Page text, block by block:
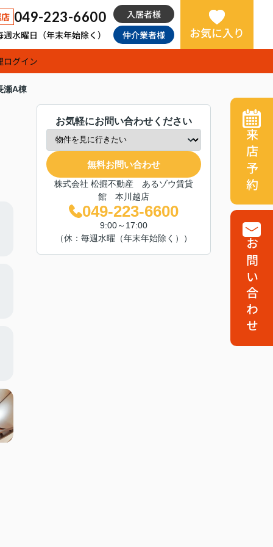
049-223-6600
水曜日（年末年始除く）
入居者様
仲介業者様
お気に入り
ログイン
瀬A棟
お気軽にお問い合わせください
無料お問い合わせ
株式会社 松掘不動産 あるゾウ賃貸
館 本川越店
049-223-6600
9:00～17:00
（休：毎週水曜（年末年始除く））
来店予約
お問い合わせ